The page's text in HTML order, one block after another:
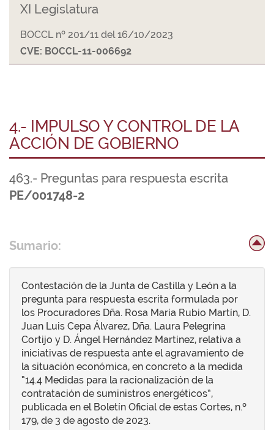
XI Legislatura
BOCCL nº 201/11 del 16/10/2023
CVE: BOCCL-11-006692
4.- IMPULSO Y CONTROL DE LA
ACCIÓN DE GOBIERNO
463.- Preguntas para respuesta escrita
PE/001748-2
Sumario:
Contestación de la Junta de Castilla y León a la
pregunta para respuesta escrita formulada por
los Procuradores Dña. Rosa María Rubio Martín, D.
Juan Luis Cepa Álvarez, Dña. Laura Pelegrina
Cortijo y D. Ángel Hernández Martínez, relativa a
iniciativas de respuesta ante el agravamiento de
la situación económica, en concreto a la medida
“14.4 Medidas para la racionalización de la
contratación de suministros energéticos”,
publicada en el Boletín Oficial de estas Cortes, n.º
179, de 3 de agosto de 2023.